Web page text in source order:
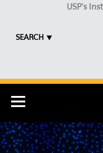
USP's
SEARCH ⯆